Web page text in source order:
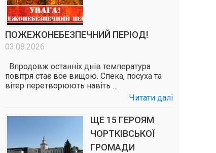
ПОЖЕЖОНЕБЕЗПЕЧНИЙ ПЕРІОД!
03.08.2026
Впродовж останніх днів температура
повітря стає все вищою. Спека, посуха та
вітер перетворюють навіть …
Читати далі
ЩЕ 15 ГЕРОЯМ
ЧОРТКІВСЬКОЇ
ГРОМАДИ